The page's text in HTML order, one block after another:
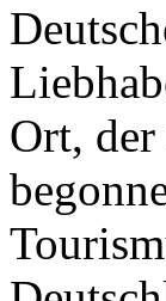
Ort,